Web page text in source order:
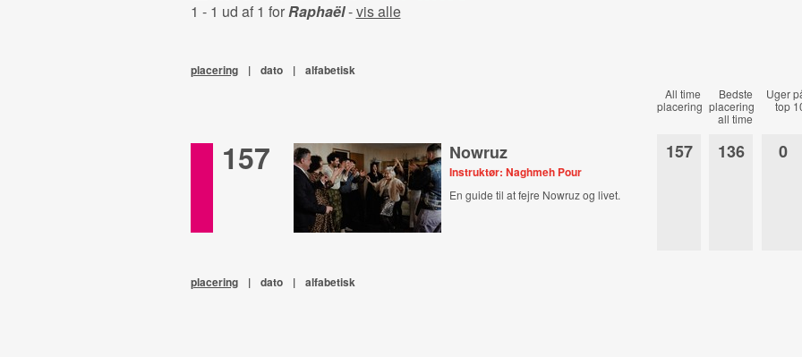
1 - 1 ud af 1 forRaphaël-vis alle
placering | dato | alfabetisk
All time
placering
Bedste
placering
all time
Uger
top
157 Nowruz
Instruktør: Naghmeh Pour
En guide til at fejre Nowruz og livet.
157 136 0
placering | dato | alfabetisk